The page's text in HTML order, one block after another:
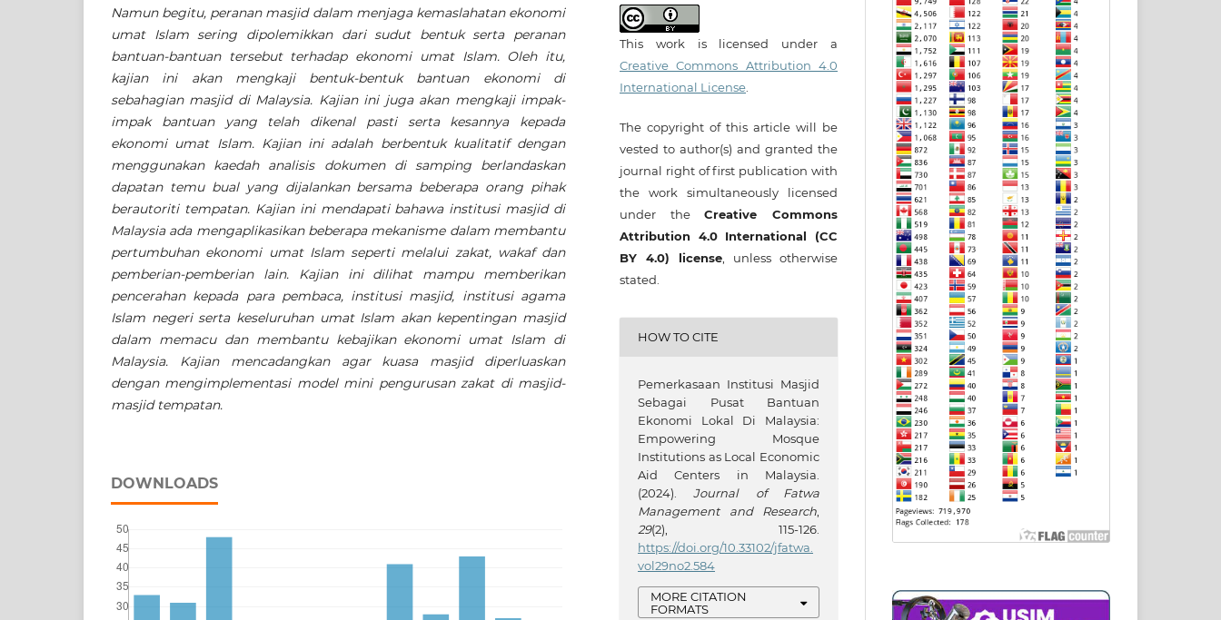
Namun begitu, peranan masjid dalam menjaga kemaslahatan ekonomi
umat Islam sering dipolemikkan dari sudut bentuk serta peranan
bantuan-bantuan tersebut terhadap ekonomi umat Islam. Oleh itu,
kajian ini akan mengkaji bentuk-bentuk bantuan ekonomi di
sebahagian masjid di Malaysia. Kajian ini juga akan mengkaji impak-
impak bantuan yang telah dikenal pasti serta kesannya kepada
ekonomi umat Islam. Kajian ini adalah berbentuk kualitatif dengan
menggunakan kaedah analisis dokumen di samping berlandaskan
dapatan temu bual yang dijalankan bersama beberapa orang pihak
berautoriti tempatan. Kajian ini mendapati bahawa institusi masjid di
Malaysia ada mengaplikasikan beberapa mekanisme dalam membantu
pertumbuhan ekonomi umat Islam seperti melalui zakat, wakaf dan
pemberian-pemberian lain. Kajian ini dilihat mampu memberikan
pencerahan kepada para pembaca, institusi masjid, institusi agama
Islam negeri serta keseluruhan umat Islam akan kepentingan masjid
dalam memacu dan membantu kebajikan ekonomi umat Islam di
Malaysia. Kajian mencadangkan agar kuasa masjid diperluaskan
dengan mengimplementasi model mini pengurusan zakat di masjid-
masjid tempatan.
DOWNLOADS
This work is licensed under a
Creative Commons Attribution 4.0
International License
The copyright of this article will be
vested to author(s) and granted the
journal right of first publication with
the work simultaneously licensed
under theCreative Commons
Attribution 4.0 International (CC
BY 4.0) license , unless otherwise
stated.
HOW TO CITE
Pemerkasaan Institusi Masjid
Sebagai Pusat Bantuan
Ekonomi Lokal Di Malaysia:
Empowering Mosque
Institutions as Local Economic
Aid Centers in Malaysia.
(2024).Journal of Fatwa
Management and Research,
29(2), 115-126.
https://doi.org/10.33102/jfatwa.
vol29no2.584
MORE CITATION
FORMATS